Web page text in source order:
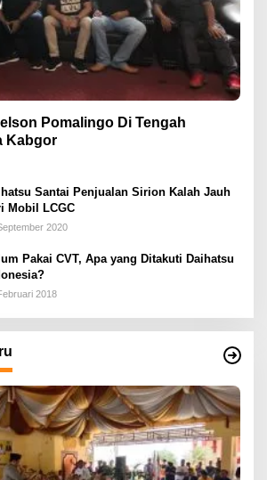
Pomalingo Di Tengah
Kabgor
Santai Penjualan Sirion Kalah Jauh
Mobil LCGC
2020
Pakai CVT, Apa yang Ditakuti Daihatsu
2018